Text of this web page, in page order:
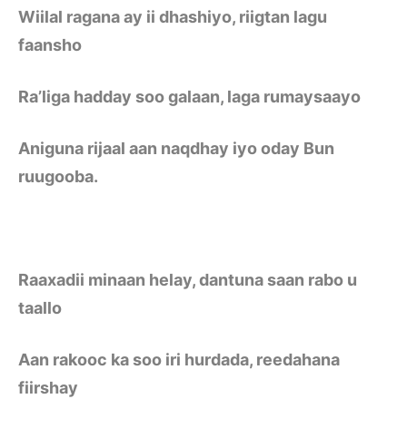
Wiilal ragana ay ii dhashiyo, riigtan lagu
faansho
Ra’liga hadday soo galaan, laga rumaysaayo
Aniguna rijaal aan naqdhay iyo oday Bun
ruugooba.
Raaxadii minaan helay, dantuna saan rabo u
taallo
Aan rakooc ka soo iri hurdada, reedahana
fiirshay